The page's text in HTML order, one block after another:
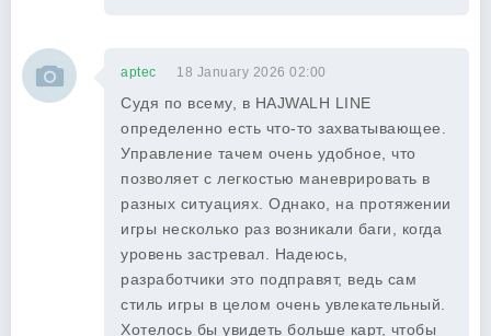
aptec 18 January 2026 02:00
Судя по всему, в HAJWALH LINE
определенно есть что-то захватывающее.
Управление тачем очень удобное, что
позволяет с легкостью маневрировать в
разных ситуациях. Однако, на протяжении
игры несколько раз возникали баги, когда
уровень застревал. Надеюсь,
разработчики это подправят, ведь сам
стиль игры в целом очень увлекательный.
Хотелось бы увидеть больше карт, чтобы